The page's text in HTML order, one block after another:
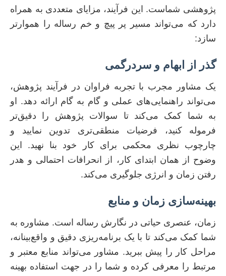
پژوهشی شماست. این فرآیند، مزایای متعددی به همراه
دارد که می‌تواند مسیر پر پیچ و خم رساله را هموارتر
سازد:
گذر از ابهام و سردرگمی
یک مشاور مجرب با تجربه فراوان در فرآیند پژوهش،
می‌تواند راهنمایی‌های عملی و گام به گام ارائه دهد. او
به شما کمک می‌کند تا سوالات پژوهش را دقیق‌تر
فرموله کنید، فرضیات منطقی‌تری تدوین نمایید و
چارچوب نظری محکمی برای کار خود بنا نهید. این
وضوح از همان ابتدای کار، از انحرافات احتمالی و هدر
رفتن زمان و انرژی جلوگیری می‌کند.
بهینه‌سازی زمان و منابع
زمان، عنصری حیاتی در نگارش رساله است. مشاوره به
شما کمک می‌کند تا با یک برنامه‌ریزی دقیق و واقع‌بینانه،
مراحل کار را پیش ببرید. مشاور می‌تواند منابع معتبر و
مرتبط را معرفی کرده و شما را در جهت استفاده بهینه